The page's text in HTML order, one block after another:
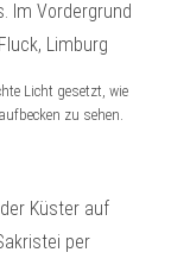
Licht gesetzt, wie
zu sehen.